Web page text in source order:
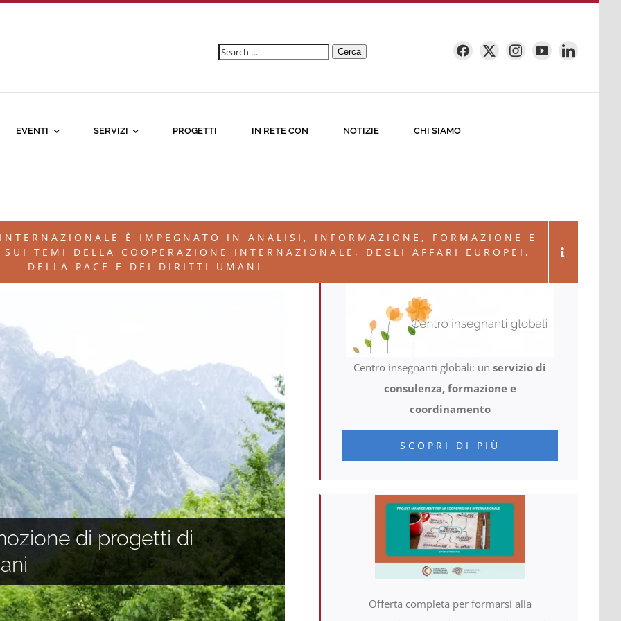
Ricerca
Cerca
EVENTI SERVIZI PROGETTI IN RETE CON NOTIZIE CHI SIAMO
È IMPEGNATO IN ANALISI, INFORMAZIONE, FORMAZIONE E
TEMI DELLA COOPERAZIONE INTERNAZIONALE, DEGLI AFFARI EUROPEI,
DELLA PACE E DEI DIRITTI UMANI
di progetti di
di progetti di
Centro insegnanti globali: unservizio di
consulenza, formazione e
coordinamento
SCOPRI DI PIÙ
Offerta completa per formarsi alla